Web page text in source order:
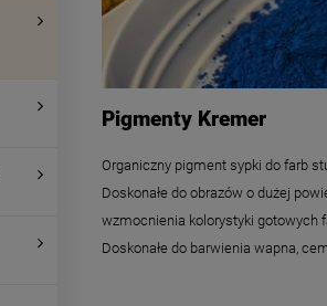
Pigmenty Kremer
Organiczny pigment sypki do farb
Doskonałe do obrazów o dużej
wzmocnienia kolorystyki gotowych
Doskonałe do barwienia wapna,